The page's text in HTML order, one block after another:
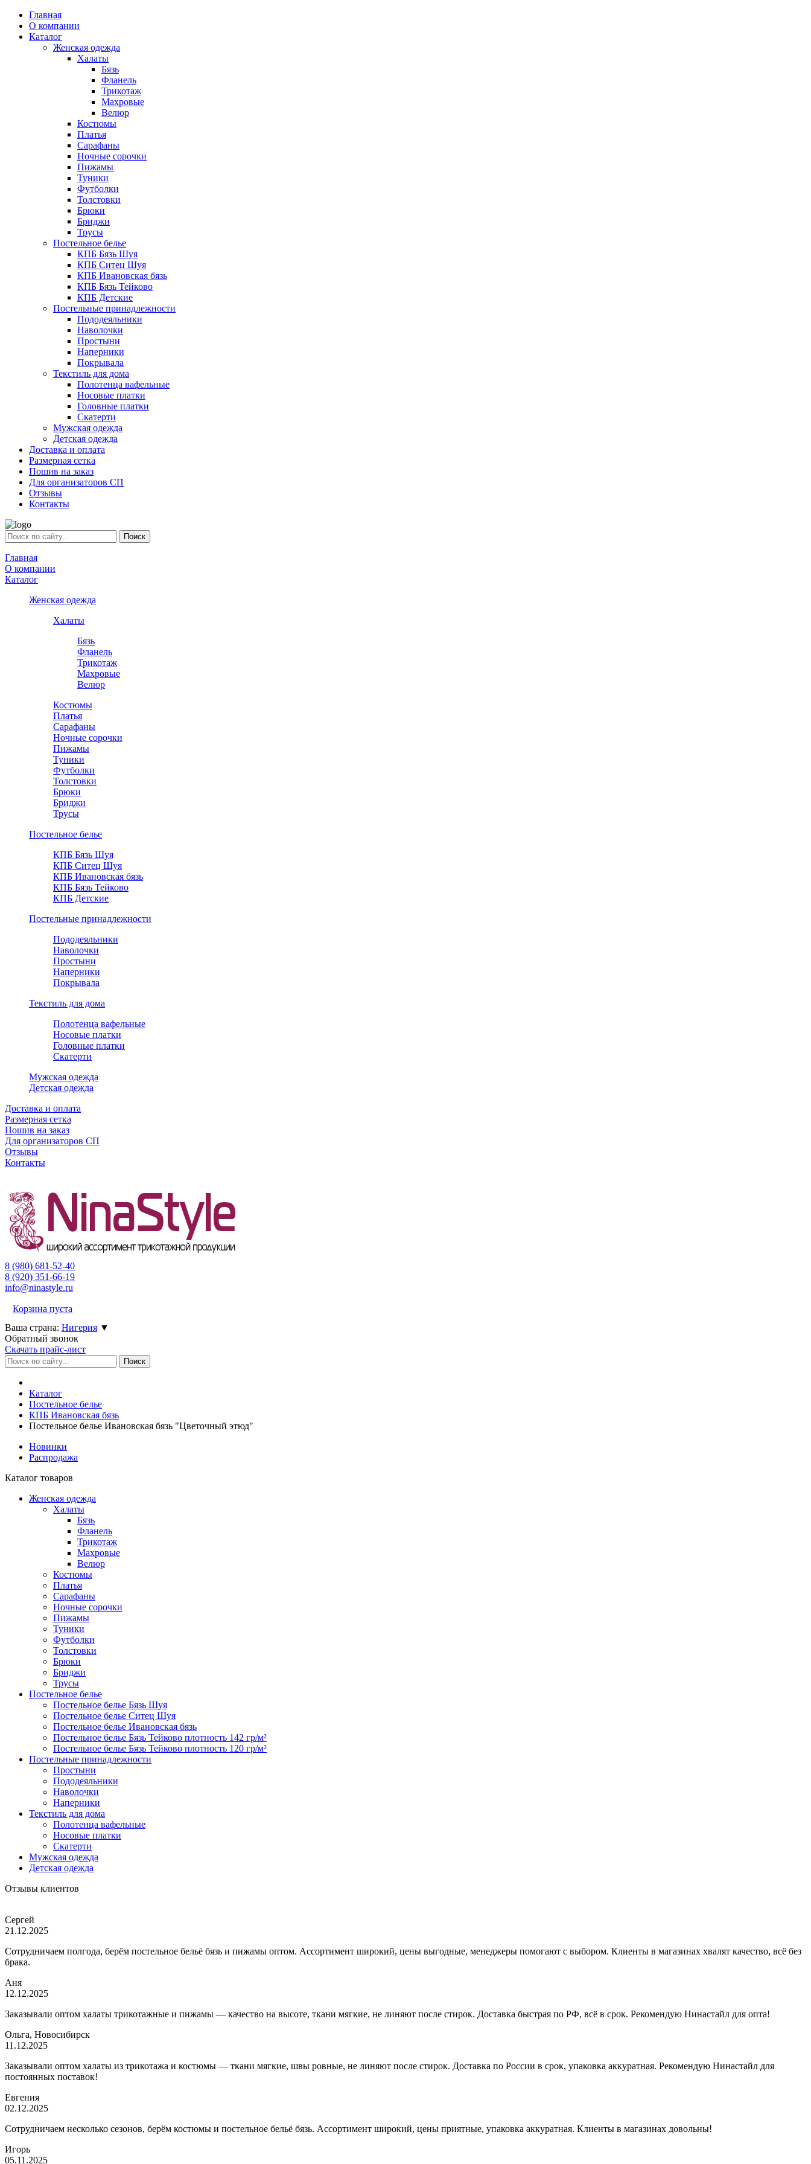
Главная
О компании
Каталог
Женская одежда
Халаты
Бязь
Фланель
Трикотаж
Махровые
Велюр
Костюмы
Платья
Сарафаны
Ночные сорочки
Пижамы
Туники
Футболки
Толстовки
Брюки
Бриджи
Трусы
Постельное белье
КПБ Бязь Шуя
КПБ Ситец Шуя
КПБ Ивановская бязь
КПБ Бязь Тейково
КПБ Детские
Постельные принадлежности
Пододеяльники
Наволочки
Простыни
Наперники
Покрывала
Текстиль для дома
Полотенца вафельные
Носовые платки
Головные платки
Скатерти
Мужская одежда
Детская одежда
Доставка и оплата
Размерная сетка
Пошив на заказ
Для организаторов СП
Отзывы
Контакты
Главная
О компании
Каталог
Женская одежда
Халаты
Бязь
Фланель
Трикотаж
Махровые
Велюр
Костюмы
Платья
Сарафаны
Ночные сорочки
Пижамы
Туники
Футболки
Толстовки
Брюки
Бриджи
Трусы
Постельное белье
КПБ Бязь Шуя
КПБ Ситец Шуя
КПБ Ивановская бязь
КПБ Бязь Тейково
КПБ Детские
Постельные принадлежности
Пододеяльники
Наволочки
Простыни
Наперники
Покрывала
Текстиль для дома
Полотенца вафельные
Носовые платки
Головные платки
Скатерти
Мужская одежда
Детская одежда
Доставка и оплата
Размерная сетка
Пошив на заказ
Для организаторов СП
Отзывы
Контакты
8 (980) 681-52-40
8 (920) 351-66-19
info@ninastyle.ru
Корзина пуста
Ваша страна: Нигерия ▼
Обратный звонок
Скачать прайс-лист
Каталог
Постельное белье
КПБ Ивановская бязь
Постельное белье Ивановская бязь "Цветочный этюд"
Новинки
Распродажа
Каталог товаров
Женская одежда
Халаты
Бязь
Фланель
Трикотаж
Махровые
Велюр
Костюмы
Платья
Сарафаны
Ночные сорочки
Пижамы
Туники
Футболки
Толстовки
Брюки
Бриджи
Трусы
Постельное белье
Постельное белье Бязь Шуя
Постельное белье Ситец Шуя
Постельное белье Ивановская бязь
Постельное белье Бязь Тейково плотность 142 гр/м²
Постельное белье Бязь Тейково плотность 120 гр/м²
Постельные принадлежности
Простыни
Пододеяльники
Наволочки
Наперники
Текстиль для дома
Полотенца вафельные
Носовые платки
Скатерти
Мужская одежда
Детская одежда
Отзывы клиентов
Сергей
21.12.2025
Сотрудничаем полгода, берём постельное бельё бязь и пижамы оптом. Ассортимент широкий, цены выгодные, менеджеры помогают с выбором. Клиенты в магазинах хвалят качество, всё без
брака.
Аня
12.12.2025
Заказывали оптом халаты трикотажные и пижамы — качество на высоте, ткани мягкие, не линяют после стирок. Доставка быстрая по РФ, всё в срок. Рекомендую Нинастайл для опта!
Ольга, Новосибирск
11.12.2025
Заказывали оптом халаты из трикотажа и костюмы — ткани мягкие, швы ровные, не линяют после стирок. Доставка по России в срок, упаковка аккуратная. Рекомендую Нинастайл для
постоянных поставок!
Евгения
02.12.2025
Сотрудничаем несколько сезонов, берём костюмы и постельное бельё бязь. Ассортимент широкий, цены приятные, упаковка аккуратная. Клиенты в магазинах довольны!
Игорь
05.11.2025